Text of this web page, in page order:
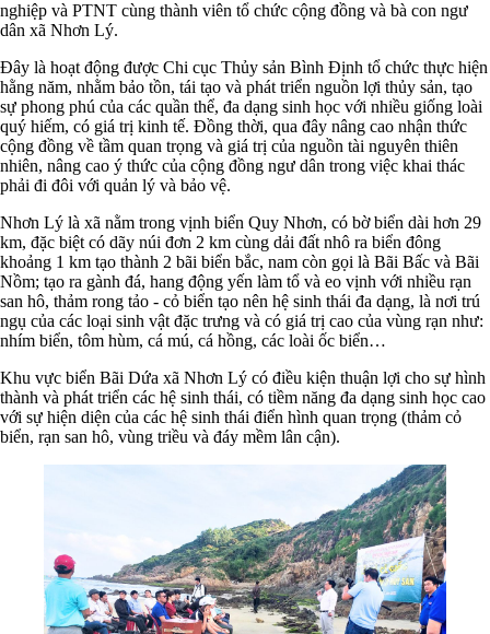
nghiệp và PTNT cùng thành viên tổ chức cộng đồng và bà con ngư
dân xã Nhơn Lý.
Đây là hoạt động được Chi cục Thủy sản Bình Định tổ chức thực hiện
hằng năm, nhằm bảo tồn, tái tạo và phát triển nguồn lợi thủy sản, tạo
sự phong phú của các quần thể, đa dạng sinh học với nhiều giống loài
quý hiếm, có giá trị kinh tế. Đồng thời, qua đây nâng cao nhận thức
cộng đồng về tầm quan trọng và giá trị của nguồn tài nguyên thiên
nhiên, nâng cao ý thức của cộng đồng ngư dân trong việc khai thác
phải đi đôi với quản lý và bảo vệ.
Nhơn Lý là xã nằm trong vịnh biển Quy Nhơn, có bờ biển dài hơn 29
km, đặc biệt có dãy núi đơn 2 km cùng dải đất nhô ra biển đông
khoảng 1 km tạo thành 2 bãi biển bắc, nam còn gọi là Bãi Bấc và Bãi
Nồm; tạo ra gành đá, hang động yến làm tổ và eo vịnh với nhiều rạn
san hô, thảm rong tảo - cỏ biển tạo nên hệ sinh thái đa dạng, là nơi trú
ngụ của các loại sinh vật đặc trưng và có giá trị cao của vùng rạn như:
nhím biển, tôm hùm, cá mú, cá hồng, các loài ốc biển…
Khu vực biển Bãi Dứa xã Nhơn Lý có điều kiện thuận lợi cho sự hình
thành và phát triển các hệ sinh thái, có tiềm năng đa dạng sinh học cao
với sự hiện diện của các hệ sinh thái điển hình quan trọng (thảm cỏ
biển, rạn san hô, vùng triều và đáy mềm lân cận).